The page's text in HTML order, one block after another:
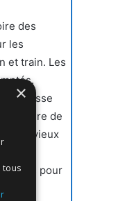
des
les
et train. Les
en Suisse
de
vieux
pour
×
tous